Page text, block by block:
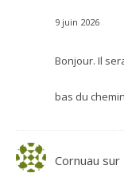
9 juin 2026
Bonjour. Il
bas du
Cornuau sur